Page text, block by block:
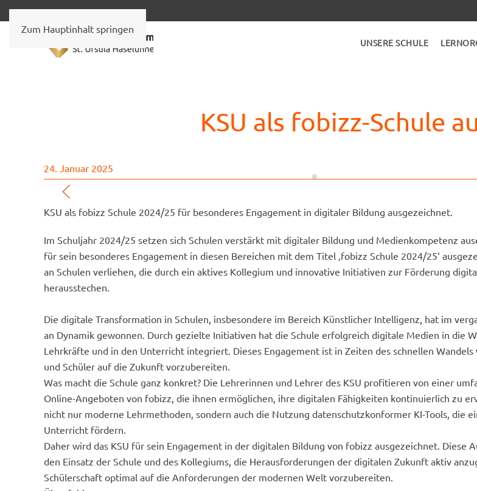
Zum Hauptinhalt springen
UNSERE SCHULE
KSU als fobizz-Schule
24. Januar 2025
KSU als fobizz Schule 2024/25 für besonderes Engagement in digitaler Bildung ausgezeichnet.
Im Schuljahr 2024/25 setzen sich Schulen verstärkt mit digitaler Bildung und Medienkompetenz
für sein besonderes Engagement in diesen Bereichen mit dem Titel ‚fobizz Schule 2024/25‘
an Schulen verliehen, die durch ein aktives Kollegium und innovative Initiativen zur Förderung
herausstechen.
Die digitale Transformation in Schulen, insbesondere im Bereich Künstlicher Intelligenz, hat im
an Dynamik gewonnen. Durch gezielte Initiativen hat die Schule erfolgreich digitale Medien in die
Lehrkräfte und in den Unterricht integriert. Dieses Engagement ist in Zeiten des schnellen
und Schüler auf die Zukunft vorzubereiten.
Was macht die Schule ganz konkret? Die Lehrerinnen und Lehrer des KSU profitieren von einer
Online-Angeboten von fobizz, die ihnen ermöglichen, ihre digitalen Fähigkeiten kontinuierlich zu
nicht nur moderne Lehrmethoden, sondern auch die Nutzung datenschutzkonformer KI-Tools, die
Unterricht fördern.
Daher wird das KSU für sein Engagement in der digitalen Bildung von fobizz ausgezeichnet. Diese
den Einsatz der Schule und des Kollegiums, die Herausforderungen der digitalen Zukunft aktiv
Schülerschaft optimal auf die Anforderungen der modernen Welt vorzubereiten.